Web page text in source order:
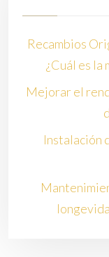
Recambios
¿Cuál es la
Mejorar el
Instalación